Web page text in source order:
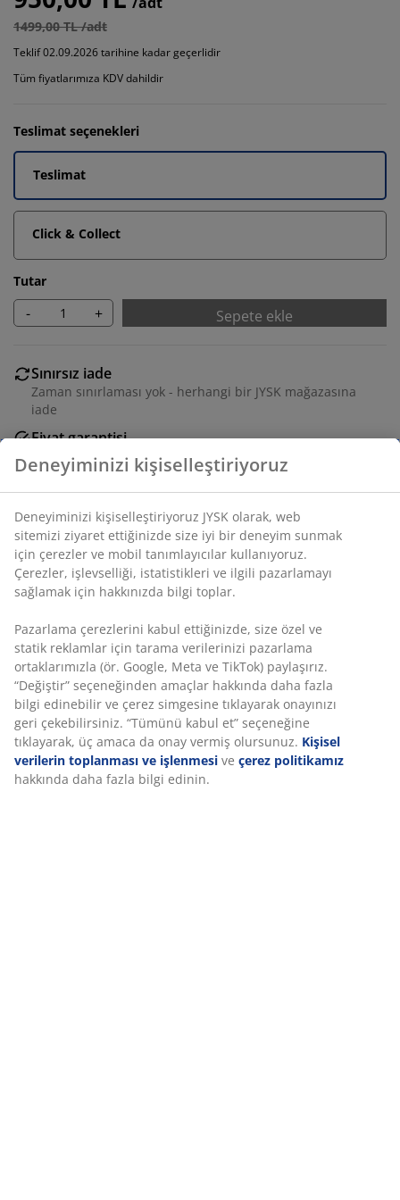
1499,00 TL /adt
Teklif 02.09.2026 tarihine kadar geçerlidir
Tüm fiyatlarımıza KDV dahildir
Teslimat seçenekleri
Teslimat
Click & Collect
Tutar
- + Sepete ekle
Sınırsız iade
Zaman sınırlaması yok - herhangi bir JYSK mağazasına
iade
Fiyat garantisi
Satın alma işleminizde 30 günlük fiyat garantisi
SKU: 2754042
Özellikler
İncelemeler
( 10)
Deneyiminizi kişiselleştiriyoruz
Deneyiminizi kişiselleştiriyoruz JYSK olarak, web
sitemizi ziyaret ettiğinizde size iyi bir deneyim sunmak
için çerezler ve mobil tanımlayıcılar kullanıyoruz.
Çerezler, işlevselliği, istatistikleri ve ilgili pazarlamayı
sağlamak için hakkınızda bilgi toplar.
Pazarlama çerezlerini kabul ettiğinizde, size özel ve
statik reklamlar için tarama verilerinizi pazarlama
ortaklarımızla (ör. Google, Meta ve TikTok) paylaşırız.
“Değiştir” seçeneğinden amaçlar hakkında daha fazla
bilgi edinebilir ve çerez simgesine tıklayarak onayınızı
geri çekebilirsiniz. “Tümünü kabul et” seçeneğine
tıklayarak, üç amaca da onay vermiş olursunuz. Kişisel
verilerin toplanması ve işlenmesi ve çerez politikamız
hakkında daha fazla bilgi edinin.